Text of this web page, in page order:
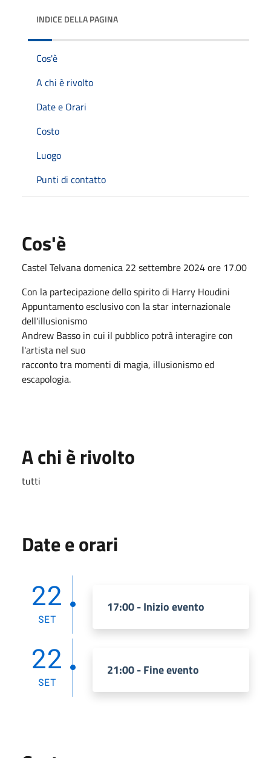
INDICE DELLA PAGINA
Cos'è
A chi è rivolto
Date e Orari
Costo
Luogo
Punti di contatto
Cos'è
Castel Telvana domenica 22 settembre 2024 ore 17.00
Con la partecipazione dello spirito di Harry Houdini
Appuntamento esclusivo con la star internazionale
dell'illusionismo
Andrew Basso in cui il pubblico potrà interagire con
l'artista nel suo
racconto tra momenti di magia, illusionismo ed
escapologia.
A chi è rivolto
tutti
Date e orari
22
SET
17:00 - Inizio evento
22
SET
21:00 - Fine evento